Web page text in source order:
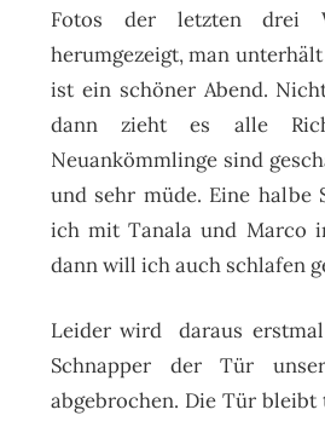
Fotos der letzten drei
herumgezeigt, man
ist ein schöner Abend.
dann zieht es alle
Neuankömmlinge sind
und sehr müde. Eine halbe
ich mit Tanala und Marco
dann will ich auch schlafen
Leider wird daraus
Schnapper der Tür
abgebrochen. Die Tür